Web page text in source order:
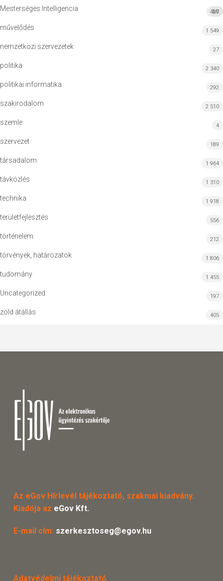
Mesterséges Intelligencia MI
427
művelődés 1 549
nemzetközi szervezetek 27
politika 2 340
politikai informatika 292
szakirodalom 2 510
szemle 4
szervezet 189
társadalom 1 964
távközlés 1 310
technika 1 918
területfejlesztés 556
történelem 212
törvények, határozatok 1 806
tudomány 1 455
Uncategorized 197
zöld átállás 405
Az eGov Hírlevél tájékoztató, szakmai kiadvány.
Kiadója az eGov Kft.
E-mail cím: szerkesztoseg@egov.hu
Adatvédelmi tájékoztató